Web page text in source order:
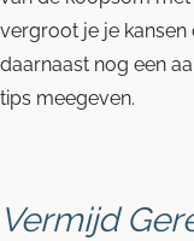
vergroot je je kansen
daarnaast nog een
tips meegeven.
Vermijd